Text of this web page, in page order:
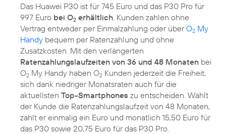
Das Huawei P30 ist für 745 Euro und das P30 Pro für
997 Euro bei O2 erhältlich . Kunden zahlen ohne
Vertrag entweder per Einmalzahlung oder überO2 My
Handy bequem per Ratenzahlung und ohne
Zusatzkosten. Mit den verlängerten
Ratenzahlungslaufzeiten von 36 und 48 Monaten bei
O2 My Handy haben O2 Kunden jederzeit die Freiheit,
sich dank niedriger Monatsraten auch für die
aktuellsten Top-Smartphones zu entscheiden. Wählt
der Kunde die Ratenzahlungslaufzeit von 48 Monaten,
zahlt er einmalig ein Euro und monatlich 15,50 Euro für
das P30 sowie 20,75 Euro für das P30 Pro.